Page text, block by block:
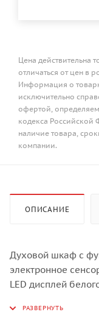
Цена действительна
отличаться от цен в
Информация о
исключительно
офертой,
кодекса Российской
наличие товара,
компании.
ОПИСАНИЕ
Духовой шкаф с
электронное
LЕD дисплей
4 режима СВЧ,